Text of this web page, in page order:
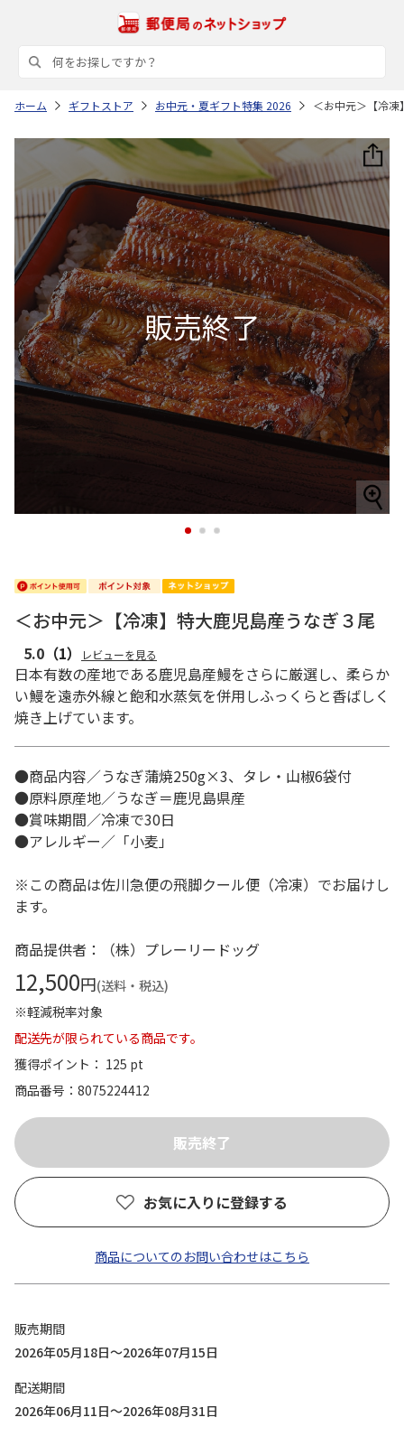
ホーム ギフトストア お中元・夏ギフト特集 2026 ＜お中元＞【冷
1 2 3
＜お中元＞【冷凍】特大鹿児島産うなぎ３尾
5.0 （1） レビューを見る
日本有数の産地である鹿児島産鰻をさらに厳選し、柔らか
い鰻を遠赤外線と飽和水蒸気を併用しふっくらと香ばしく
焼き上げています。
●商品内容／うなぎ蒲焼250g×3、タレ・山椒6袋付
●原料原産地／うなぎ＝鹿児島県産
●賞味期間／冷凍で30日
●アレルギー／「小麦」
※この商品は佐川急便の飛脚クール便（冷凍）でお届けし
ます。
商品提供者：（株）プレーリードッグ
12,500円(送料・税込)
※軽減税率対象
配送先が限られている商品です。
獲得ポイント： 125 pt
商品番号
8075224412
お気に入りに登録する
商品についてのお問い合わせはこちら
販売期間
2026年05月18日～2026年07月15日
配送期間
2026年06月11日～2026年08月31日